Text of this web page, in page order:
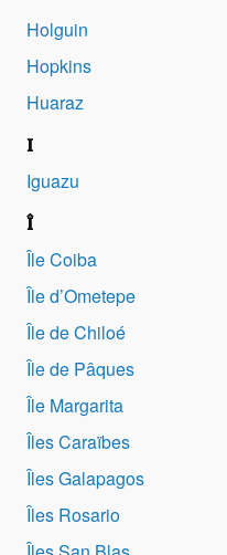
Holguin
Hopkins
Huaraz
I
Iguazu
Î
Île Coiba
Île d’Ometepe
Île de Chiloé
Île de Pâques
Île Margarita
Îles Caraïbes
Îles Galapagos
Îles Rosario